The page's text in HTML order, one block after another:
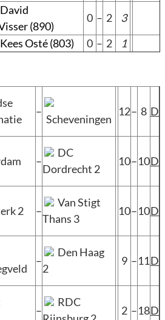
David
(890)
0 – 2
3
Kees Osté (803) 0 – 2 1
–
Scheveningen
12– 8 D
–
DC
Dordrecht 2
10–10D
2 –
Van Stigt
Thans 3
10–10D
–
Den Haag
2
9 –11D
–
RDC
2 –18D